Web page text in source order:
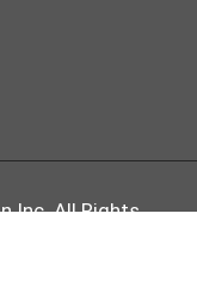
Inc. All Rights